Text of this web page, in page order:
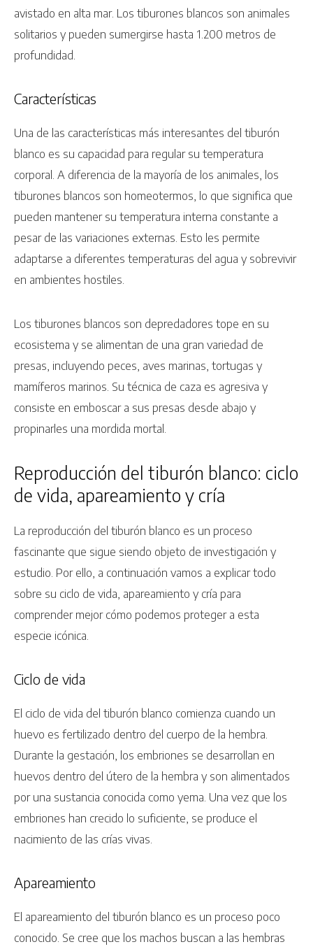
avistado en alta mar. Los tiburones blancos son animales
solitarios y pueden sumergirse hasta 1.200 metros de
profundidad.
Características
Una de las características más interesantes del tiburón
blanco es su capacidad para regular su temperatura
corporal. A diferencia de la mayoría de los animales, los
tiburones blancos son homeotermos, lo que significa que
pueden mantener su temperatura interna constante a
pesar de las variaciones externas. Esto les permite
adaptarse a diferentes temperaturas del agua y sobrevivir
en ambientes hostiles.
Los tiburones blancos son depredadores tope en su
ecosistema y se alimentan de una gran variedad de
presas, incluyendo peces, aves marinas, tortugas y
mamíferos marinos. Su técnica de caza es agresiva y
consiste en emboscar a sus presas desde abajo y
propinarles una mordida mortal.
Reproducción del tiburón blanco: ciclo
de vida, apareamiento y cría
La reproducción del tiburón blanco es un proceso
fascinante que sigue siendo objeto de investigación y
estudio. Por ello, a continuación vamos a explicar todo
sobre su ciclo de vida, apareamiento y cría para
comprender mejor cómo podemos proteger a esta
especie icónica.
Ciclo de vida
El ciclo de vida del tiburón blanco comienza cuando un
huevo es fertilizado dentro del cuerpo de la hembra.
Durante la gestación, los embriones se desarrollan en
huevos dentro del útero de la hembra y son alimentados
por una sustancia conocida como yema. Una vez que los
embriones han crecido lo suficiente, se produce el
nacimiento de las crías vivas.
Apareamiento
El apareamiento del tiburón blanco es un proceso poco
conocido. Se cree que los machos buscan a las hembras